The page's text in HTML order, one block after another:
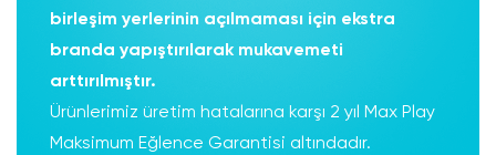
birleşim yerlerinin açılmaması için ekstra
branda yapıştırılarak mukavemeti
arttırılmıştır.
Ürünlerimiz üretim hatalarına karşı 2 yıl Max Play
Maksimum Eğlence Garantisi altındadır.